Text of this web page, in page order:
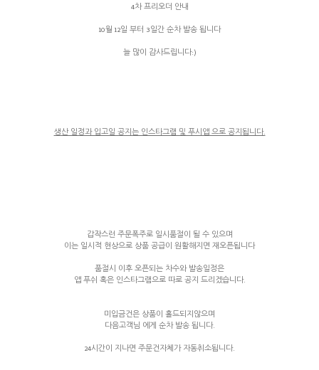
4차 프리오더 안내
10월 12일 부터 3일간 순차 발송 됩니다
늘 많이 감사드립니다:)
생산 일정과 입고일 공지는 인스타그램 및 푸시앱 으로 공지됩니다.
갑작스런 주문폭주로 일시품절이 될 수 있으며
이는 일시적 현상으로 상품 공급이 원활해지면 재오픈됩니다
품절시 이후 오픈되는 차수와 발송일정은
앱 푸쉬 혹은 인스타그램으로 따로 공지 드리겠습니다.
미입금건은 상품이 홀드되지않으며
다음고객님 에게 순차 발송 됩니다.
24시간이 지나면 주문건자체가 자동취소됩니다.